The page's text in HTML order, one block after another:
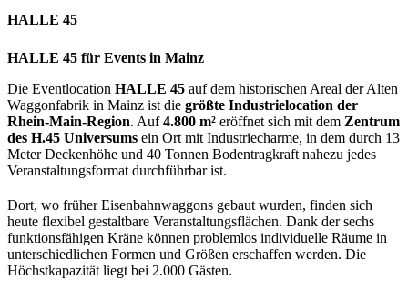
HALLE 45
HALLE 45 für Events in Mainz
Die Eventlocation HALLE 45 auf dem historischen Areal der Alten
Waggonfabrik in Mainz ist die größte Industrielocation der
Rhein-Main-Region. Auf4.800 m² eröffnet sich mit dem Zentrum
des H.45 Universums ein Ort mit Industriecharme, in dem durch 13
Meter Deckenhöhe und 40 Tonnen Bodentragkraft nahezu jedes
Veranstaltungsformat durchführbar ist.
Dort, wo früher Eisenbahnwaggons gebaut wurden, finden sich
heute flexibel gestaltbare Veranstaltungsflächen. Dank der sechs
funktionsfähigen Kräne können problemlos individuelle Räume in
unterschiedlichen Formen und Größen erschaffen werden. Die
Höchstkapazität liegt bei 2.000 Gästen.